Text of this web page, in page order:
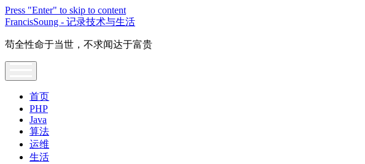
Press "Enter" to skip to content
FrancisSoung - 记录技术与生活
苟全性命于当世，不求闻达于富贵
首页
PHP
Java
算法
运维
生活